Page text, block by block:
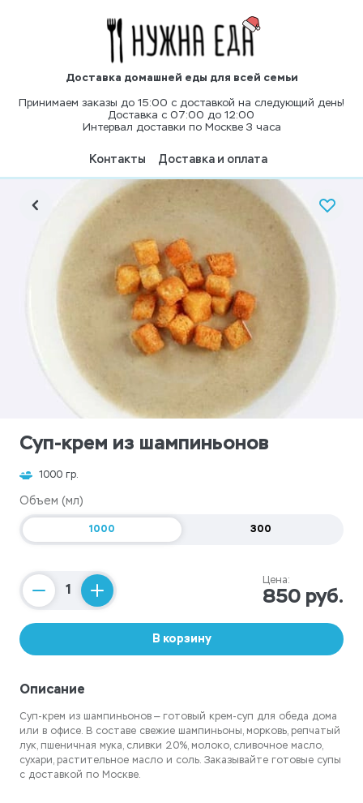
Доставка домашней еды для всей семьи
Принимаем заказы до 15:00 с доставкой на следующий день!
Доставка с 07:00 до 12:00
Интервал доставки по Москве 3 часа
Контакты Доставка и оплата
Суп-крем из шампиньонов
1000 гр.
Объем (мл)
1000 300
Counter
Цена:
850 руб.
В корзину
Описание
Суп-крем из шампиньонов — готовый крем-суп для обеда дома
или в офисе. В составе свежие шампиньоны, морковь, репчатый
лук, пшеничная мука, сливки 20%, молоко, сливочное масло,
сухари, растительное масло и соль. Заказывайте готовые супы
с доставкой по Москве.